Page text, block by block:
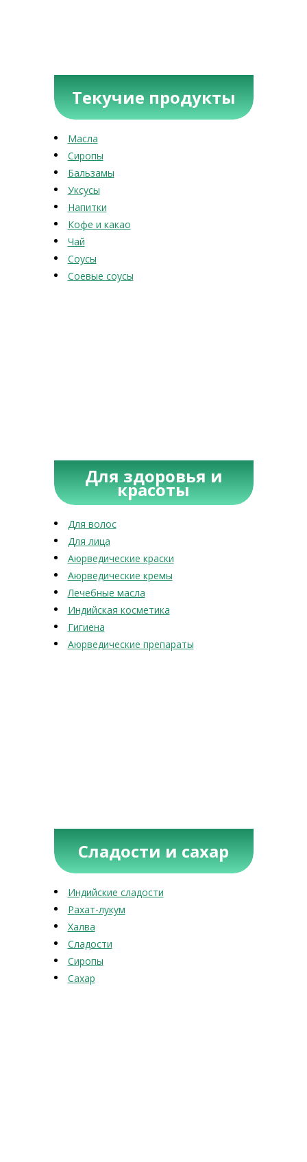
Текучие продукты
Масла
Сиропы
Бальзамы
Уксусы
Напитки
Кофе и какао
Чай
Соусы
Соевые соусы
Для здоровья и
красоты
Для волос
Для лица
Аюрведические краски
Аюрведические кремы
Лечебные масла
Индийская косметика
Гигиена
Аюрведические препараты
Сладости и сахар
Индийские сладости
Рахат-лукум
Халва
Сладости
Сиропы
Сахар